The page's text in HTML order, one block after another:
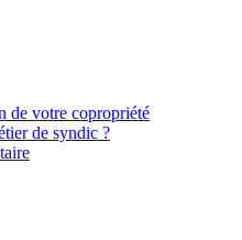
de votre copropriété
de syndic ?